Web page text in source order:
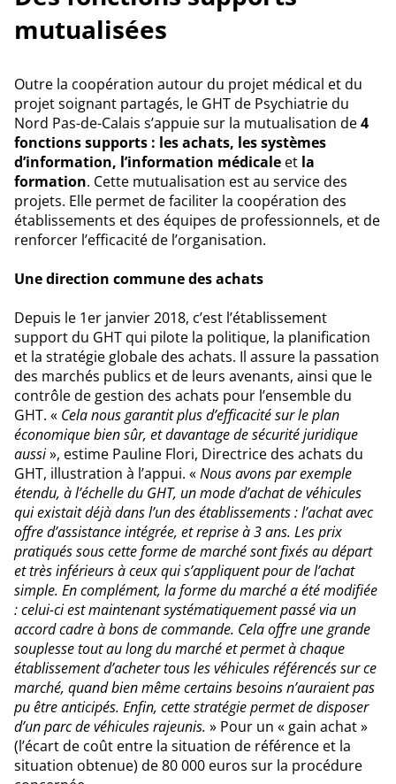
mutualisées
Outre la coopération autour du projet médical et du
projet soignant partagés, le GHT de Psychiatrie du
Nord Pas-de-Calais s’appuie sur la mutualisation de4
fonctions supports : les achats, les systèmes
d’information, l’information médicale et la
formation. Cette mutualisation est au service des
projets. Elle permet de faciliter la coopération des
établissements et des équipes de professionnels, et de
renforcer l’efficacité de l’organisation.
Une direction commune des achats
Depuis le 1er janvier 2018, c’est l’établissement
support du GHT qui pilote la politique, la planification
et la stratégie globale des achats. Il assure la passation
des marchés publics et de leurs avenants, ainsi que le
contrôle de gestion des achats pour l’ensemble du
GHT. « Cela nous garantit plus d’efficacité sur le plan
économique bien sûr, et davantage de sécurité juridique
aussi», estime Pauline Flori, Directrice des achats du
GHT, illustration à l’appui. «Nous avons par exemple
étendu, à l’échelle du GHT, un mode d’achat de véhicules
qui existait déjà dans l’un des établissements : l’achat avec
offre d’assistance intégrée, et reprise à 3 ans. Les prix
pratiqués sous cette forme de marché sont fixés au départ
et très inférieurs à ceux qui s’appliquent pour de l’achat
simple. En complément, la forme du marché a été modifiée
: celui-ci est maintenant systématiquement passé via un
accord cadre à bons de commande. Cela offre une grande
souplesse tout au long du marché et permet à chaque
établissement d’acheter tous les véhicules référencés sur ce
marché, quand bien même certains besoins n’auraient pas
pu être anticipés. Enfin, cette stratégie permet de disposer
d’un parc de véhicules rajeunis. » Pour un « gain achat »
(l’écart de coût entre la situation de référence et la
situation obtenue) de 80 000 euros sur la procédure